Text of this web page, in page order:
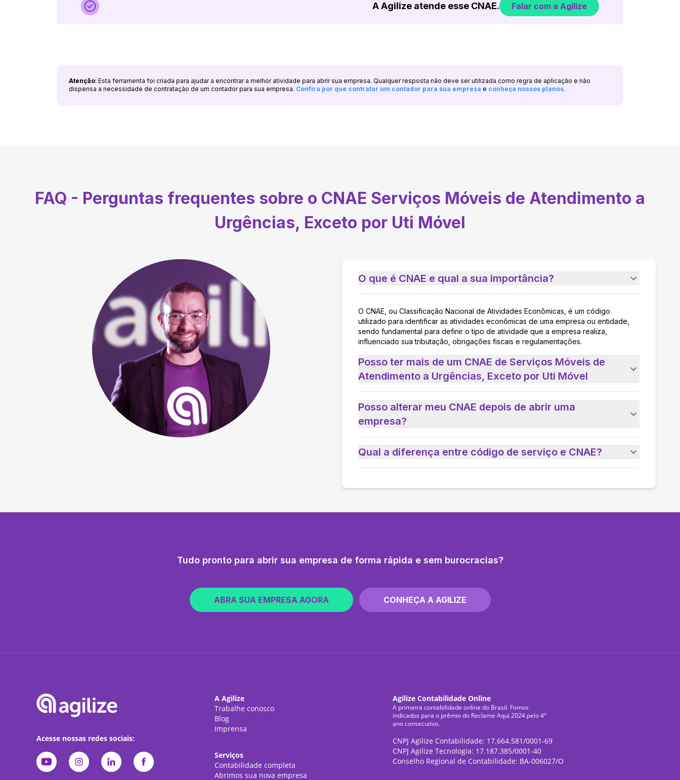
A Agilize atende esse CNAE. Falar com a Agilize
Atenção: Esta ferramenta foi criada para ajudar a encontrar a melhor atividade para abrir sua empresa. Qualquer resposta não deve ser utilizada como regra de aplicação e não
dispensa a necessidade de contratação de um contador para sua empresa. Confira por que contratar um contador para sua empresa e conheça nossos planos.
FAQ - Perguntas frequentes sobre o CNAE Serviços Móveis de Atendimento a
Urgências, Exceto por Uti Móvel
O que é CNAE e qual a sua importância?
O CNAE, ou Classificação Nacional de Atividades Econômicas, é um código
utilizado para identificar as atividades econômicas de uma empresa ou entidade,
sendo fundamental para definir o tipo de atividade que a empresa realiza,
influenciado sua tributação, obrigações fiscais e regulamentações.
Posso ter mais de um CNAE de Serviços Móveis de
Atendimento a Urgências, Exceto por Uti Móvel
Posso alterar meu CNAE depois de abrir uma
empresa?
Qual a diferença entre código de serviço e CNAE?
Tudo pronto para abrir sua empresa de forma rápida e sem burocracias?
ABRA SUA EMPRESA AGORA CONHEÇA A AGILIZE
Acesse nossas redes sociais:
A Agilize
Trabalhe conosco
Blog
Imprensa
Serviços
Contabilidade completa
Abrimos sua nova empresa
Agilize Contabilidade Online
A primeira contabilidade online do Brasil. Fomos
indicados para o prêmio do Reclame Aqui 2024 pelo 4º
ano consecutivo.
CNPJ Agilize Contabilidade: 17.664.581/0001-69
CNPJ Agilize Tecnologia: 17.187.385/0001-40
Conselho Regional de Contabilidade: BA-006027/O